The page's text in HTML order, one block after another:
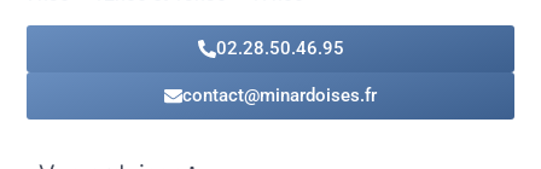
02.28.50.46.95
contact@minardoises.fr